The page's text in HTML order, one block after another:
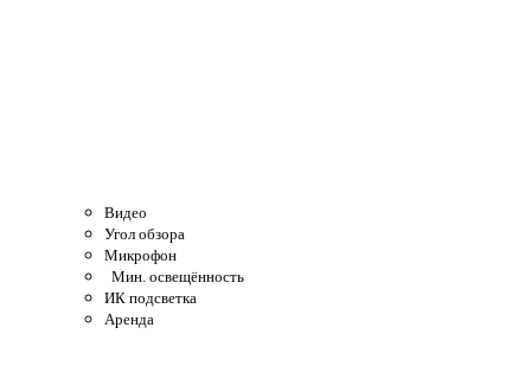
Видео
Угол обзора
Микрофон
Мин. освещённость
ИК подсветка
Аренда